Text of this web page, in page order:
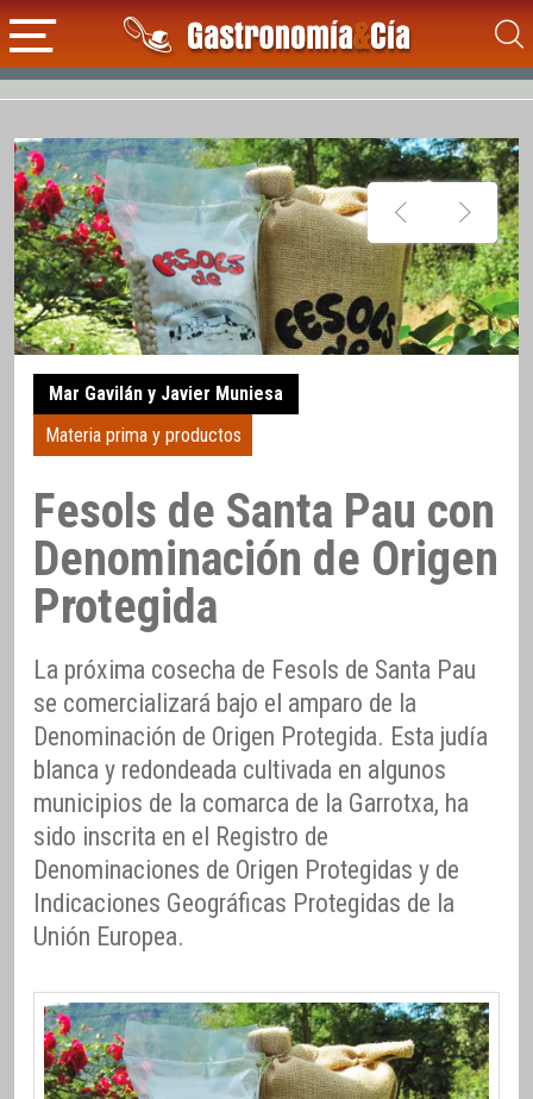
Mar Gavilán y Javier Muniesa
Materia prima y productos
Fesols de Santa Pau con
Denominación de Origen
Protegida
La próxima cosecha de Fesols de Santa Pau
se comercializará bajo el amparo de la
Denominación de Origen Protegida. Esta judía
blanca y redondeada cultivada en algunos
municipios de la comarca de la Garrotxa, ha
sido inscrita en el Registro de
Denominaciones de Origen Protegidas y de
Indicaciones Geográficas Protegidas de la
Unión Europea.